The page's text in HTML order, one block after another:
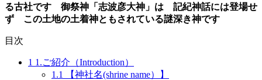
る古社です 御祭神 「 志波彦大神 」 は 記紀神話には登場せ
ず この土地の土着神と も されている謎深き神です
目次
1 1.ご紹介（Introduction）
1.1
【神社名(shrine name）】